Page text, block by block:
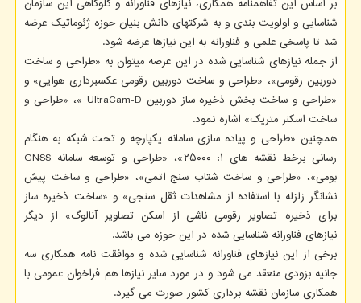
بر اساس این تفاهمنامه همکاری، نیازهای فناورانه و گلوگاهی این سازمان
شناسایی و اولویت بندی و به شرکتهای دانش بنیان حوزه ژئوماتیک عرضه
شد تا پاسخی علمی و فناورانه به این نیازها عرضه شود.
از جمله نیازهای شناسایی شده در این عرصه میتوان به «طراحی و ساخت
دوربین رقومی»، «طراحی و ساخت دوربین رقومی عکسبرداری هوایی» و
«طراحی و ساخت بخش ذخیره ساز دوربین UltraCam-D »، «طراحی و
ساخت اسکنر متریک» اشاره نمود.
همچنین «طراحی و پیاده سازی سامانه یکپارچه و تحت شبکه به هنگام
رسانی برخط نقشه های ۱: ۲۵۰۰۰»، «طراحی و توسعه سامانه GNSS
بومی»، «طراحی و ساخت شتاب سنج اتمی»، «طراحی و ساخت پیش
نشانگر زلزله با استفاده از مشاهدات ثقل سنجی» و «ساخت ذخیره ساز
برای ذخیره تصاویر رقومی ناشی از اسکن تصاویر آنالوگ» از دیگر
نیازهای فناورانه شناسایی شده در این حوزه می باشد.
برخی از این نیازهای فناورانه شناسایی شده و موافقت نامه همکاری سه
جانیه بزودی منعقد می شود و در مورد سایر نیازها هم فراخوان عمومی با
همکاری سازمان نقشه برداری کشور صورت می گیرد.